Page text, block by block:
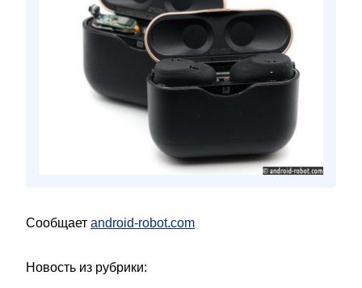
Сообщает android-robot.com
Новость из рубрики: